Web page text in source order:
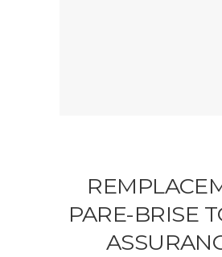
PARE-BRISE